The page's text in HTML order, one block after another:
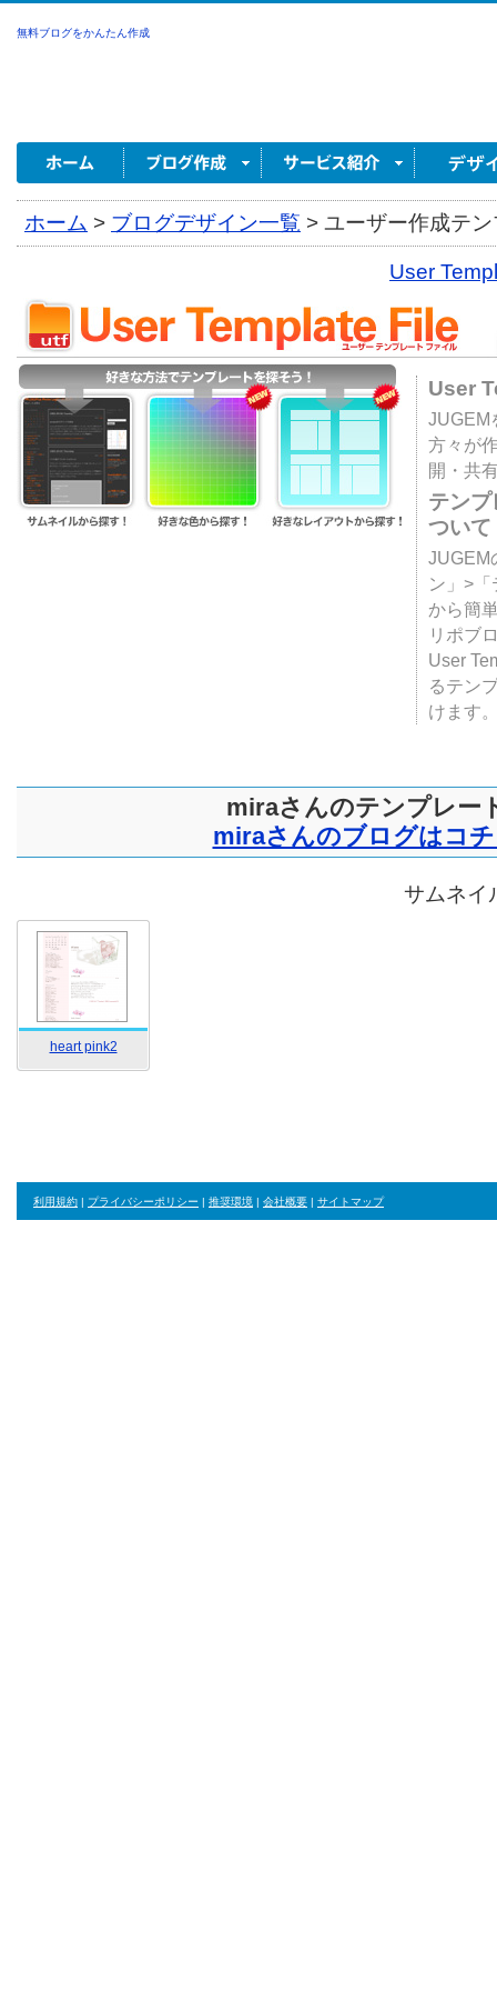
無料ブログをかんたん作成
ホーム > ブログデザイン一覧 > ユーザー作成テ
User
User
JUGEM
方々が
開・共
テン
ついて
JUGEM
ン」>
から簡
リポブ
User
るテン
けます
miraさんのテンプレー
miraさんのブログはコ
サムネイ
heart pink2
利用規約 | プライバシーポリシー | 推奨環境 | 会社概要 | サイトマップ